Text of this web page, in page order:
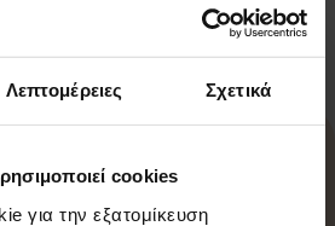
Λεπτομέρειες Σχετικά
cookies
για την εξατομίκευση